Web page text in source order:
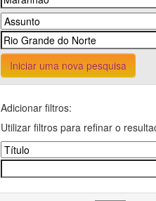
Iniciar uma nova pesquisa
Adicionar filtros:
Utilizar filtros para refinar o